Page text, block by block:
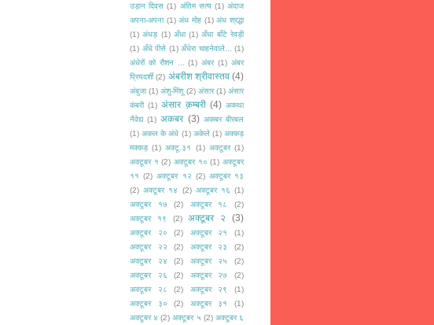
उड़ान दिवस (1) अंतिम सत्य (1) अंदाज
अपना-अपना (1) अंध मोह (1) अंध श्रद्धा
(1) अंधड़ (1) अँधा (1) अँधा बाँटे रेवड़ी
(1) अँधे पीसे (1) अँधेरा चाहनेवाले...
(1)
अंधेरों को रौशन ...
(1) अंबर (1) अंबर
प्रियदर्शी (2) अंबरीश श्रीवास्तव (4)
अंबुजा (1) अंशु-मिंशू (2) अंसार (1) अंसार
कंबरी (1) अंसार क़म्बरी (4) अकथा
नैवेद्य (1) अकबर (3) अकबर बीरबल
(1) अकल के अंधे (1) अकेले (1) अक्कड़
मक्कड़ (1) अक्टू.३१ (1) अक्टूबर (1)
अक्टूबर १ (2) अक्टूबर १० (1) अक्टूबर
११ (2) अक्टूबर १२ (2) अक्टूबर १३
(2) अक्टूबर १४ (2) अक्टूबर १६ (1)
अक्टूबर १७
(2) अक्टूबर १८
(2)
अक्टूबर १९
(2) अक्टूबर २ (3)
अक्टूबर २० (2) अक्टूबर २१
(1)
अक्टूबर २२
(2) अक्टूबर २३
(2)
अक्टूबर २४
(2) अक्टूबर २५
(2)
अक्टूबर २६
(2) अक्टूबर २७
(2)
अक्टूबर २८
(2) अक्टूबर २९
(1)
अक्टूबर ३०
(2) अक्टूबर ३१
(1)
अक्टूबर ४ (2) अक्टूबर ५ (2) अक्टूबर ६